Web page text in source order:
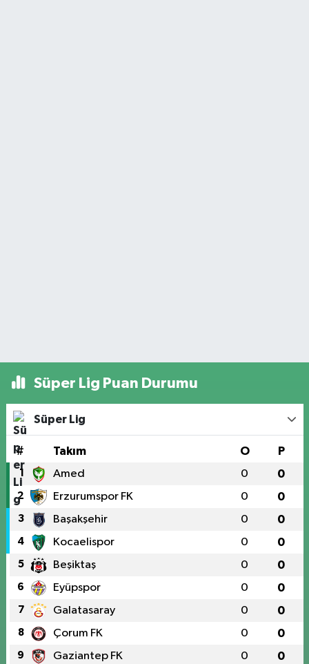
Süper Lig Puan Durumu
Süper Lig
# Takım O P
1 Amed 0 0
2 Erzurumspor FK 0 0
3 Başakşehir 0 0
4 Kocaelispor 0 0
5 Beşiktaş 0 0
6 Eyüpspor 0 0
7 Galatasaray 0 0
8 Çorum FK 0 0
9 Gaziantep FK 0 0